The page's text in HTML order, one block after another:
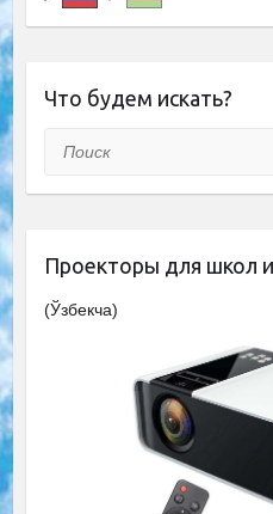
Что будем искать?
Поиск
Проекторы для школ
(Ўзбекча)